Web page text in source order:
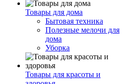
Товары для дома
Бытовая техника
Полезные мелочи для
дома
Уборка
Товары для красоты и